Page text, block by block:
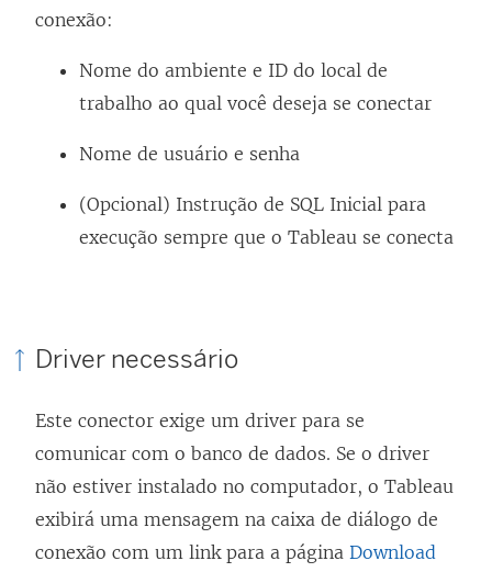
conexão:
Nome do ambiente e ID do local de
trabalho ao qual você deseja se conectar
Nome de usuário e senha
(Opcional) Instrução de SQL Inicial para
execução sempre que o Tableau se conecta
Driver necessário
Este conector exige um driver para se
comunicar com o banco de dados. Se o driver
não estiver instalado no computador, o Tableau
exibirá uma mensagem na caixa de diálogo de
conexão com um link para a página Download